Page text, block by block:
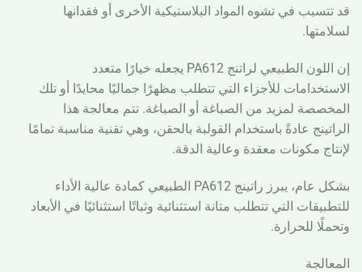
قد تتسبب في تشوه المواد البلاستيكية الأخرى أو فقدانها
لسلامتها.
إن اللون الطبيعي لراتنج PA612 يجعله خيارًا متعدد
الاستخدامات للأجزاء التي تتطلب مظهرًا جماليًا محايدًا أو تلك
المخصصة لمزيد من الصباغة أو الصباغة. تتم معالجة هذا
الراتينج عادةً باستخدام القولبة بالحقن، وهي تقنية مناسبة تمامًا
لإنتاج مكونات معقدة وعالية الدقة.
بشكل عام، يبرز راتينج PA612 الطبيعي كمادة عالية الأداء
للتطبيقات التي تتطلب متانة استثنائية وثباتًا استثنائيًا في الأبعاد
وتحملًا للحرارة.
المعالجة